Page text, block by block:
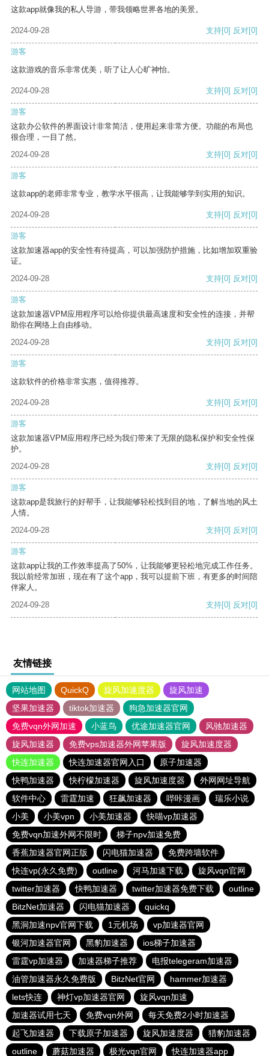
这款app就像我的私人导游，带我领略世界各地的美景。
2024-09-28 支持[0] 反对[0]
游客
这款游戏的音乐非常优美，听了让人心旷神怡。
2024-09-28 支持[0] 反对[0]
游客
这款办公软件的界面设计非常简洁，使用起来非常方便。功能的布局也
很合理，一目了然。
2024-09-28
支持[0] 反对[0]
游客
这款app的老师非常专业，教学水平很高，让我能够学到实用的知识。
2024-09-28 支持[0] 反对[0]
游客
这款加速器app的安全性有待提高，可以加强防护措施，比如增加双重验
证。
2024-09-28
支持[0] 反对[0]
游客
这款加速器VPM应用程序可以给你提供最高速度和安全性的连接，并帮
助你在网络上自由移动。
2024-09-28
支持[0] 反对[0]
游客
这款软件的价格非常实惠，值得推荐。
2024-09-28 支持[0] 反对[0]
游客
这款加速器VPM应用程序已经为我们带来了无限的隐私保护和安全性保
护。
2024-09-28
支持[0] 反对[0]
游客
这款app是我旅行的好帮手，让我能够轻松找到目的地，了解当地的风土
人情。
2024-09-28
支持[0] 反对[0]
游客
这款app让我的工作效率提高了50%，让我能够更轻松地完成工作任务。
我以前经常加班，现在有了这个app，我可以提前下班，有更多的时间陪
伴家人。
2024-09-28
支持[0] 反对[0]
友情链接
网站地图 QuickQ 旋风加速度器
旋风加速
坚果加速器
tiktok加速器
狗急加速器官网
免费vqn外网加速
小蓝鸟 优途加速器官网
风驰加速器
旋风加速器
免费vps加速器外网苹果版
旋风加速度器
快连加速器
快连加速器官网入口
原子加速器
快鸭加速器
快柠檬加速器 旋风加速度器
外网网址导航
软件中心
雷霆加速 狂飙加速器 哔咔漫画
瑞乐小说
小美
小美vpn 小美加速器
快喵vp加速器
免费vqn加速外网不限时
梯子npv加速免费
香蕉加速器官网正版
闪电猫加速器
免费跨墙软件
快连vp(永久免费)
outline 河马加速下载
旋风vqn官网
twitter加速器
快鸭加速器 twitter加速器免费下载
outline
BitzNet加速器
闪电猫加速器
quickq
黑洞加速npv官网下载
1元机场
vp加速器官网
银河加速器官网
黑豹加速器
ios梯子加速器
雷霆vp加速器
加速器梯子推荐
电报telegeram加速器
油管加速器永久免费版
BitzNet官网
hammer加速器
lets快连
神灯vp加速器官网
旋风vqn加速
加速器试用七天
免费vqn外网
每天免费2小时加速器
起飞加速器
下载原子加速器 旋风加速度器
猎豹加速器
outline
蘑菇加速器 极光vqn官网 快连加速器app